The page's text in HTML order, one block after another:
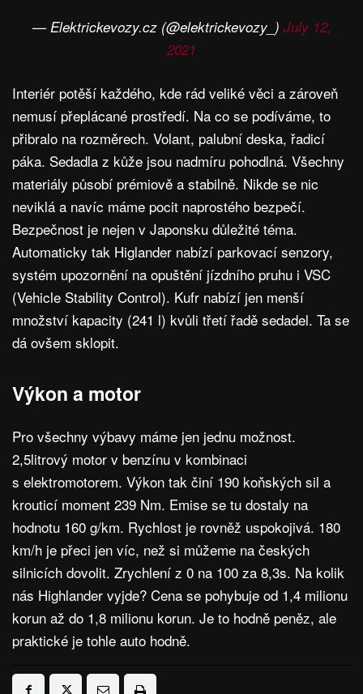
— Elektrickevozy.cz (@elektrickevozy_) July 12,
2021
Interiér potěší každého, kde rád veliké věci a zároveň
nemusí přeplácané prostředí. Na co se podíváme, to
přibralo na rozměrech. Volant, palubní deska, řadicí
páka. Sedadla z kůže jsou nadmíru pohodlná. Všechny
materiály působí prémiově a stabilně. Nikde se nic
neviklá a navíc máme pocit naprostého bezpečí.
Bezpečnost je nejen v Japonsku důležité téma.
Automaticky tak Higlander nabízí parkovací senzory,
systém upozornění na opuštění jízdního pruhu i VSC
(Vehicle Stability Control). Kufr nabízí jen menší
množství kapacity (241 l) kvůli třetí řadě sedadel. Ta se
dá ovšem sklopit.
Výkon a motor
Pro všechny výbavy máme jen jednu možnost.
2,5litrový motor v benzínu v kombinaci
s elektromotorem. Výkon tak činí 190 koňských sil a
krouticí moment 239 Nm. Emise se tu dostaly na
hodnotu 160 g/km. Rychlost je rovněž uspokojivá. 180
km/h je přeci jen víc, než si můžeme na českých
silnicích dovolit. Zrychlení z 0 na 100 za 8,3s. Na kolik
nás Highlander vyjde? Cena se pohybuje od 1,4 milionu
korun až do 1,8 milionu korun. Je to hodně peněz, ale
praktické je tohle auto hodně.